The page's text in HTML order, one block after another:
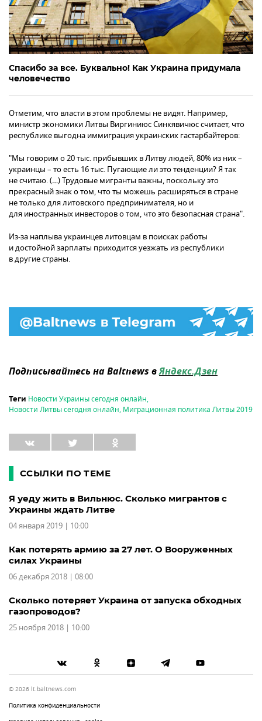
Спасибо за все. Буквально! Как Украина придумала
человечество
Отметим, что власти в этом проблемы не видят. Например,
министр экономики Литвы Виргиниюс Синкявичюс считает, что
республике выгодна иммиграция украинских гастарбайтеров:
"Мы говорим о 20 тыс. прибывших в Литву людей, 80% из них –
украинцы – то есть 16 тыс. Пугающие ли это тенденции? Я так
не считаю. (…) Трудовые мигранты важны, поскольку это
прекрасный знак о том, что ты можешь расширяться в стране
не только для литовского предпринимателя, но и
для иностранных инвесторов о том, что это безопасная страна".
Из-за наплыва украинцев литовцам в поисках работы
и достойной зарплаты приходится уезжать из республики
в другие страны.
Подписывайтесь на Baltnews вЯндекс.Дзен
Теги Новости Украины сегодня онлайн,
Новости Литвы сегодня онлайн, Миграционная политика Литвы 2019
ССЫЛКИ ПО ТЕМЕ
Я уеду жить в Вильнюс. Сколько мигрантов с
Украины ждать Литве
04 января 2019 | 10:00
Как потерять армию за 27 лет. О Вооруженных
силах Украины
06 декабря 2018 | 08:00
Сколько потеряет Украина от запуска обходных
газопроводов?
25 ноября 2018 | 10:00
© 2026 lt.baltnews.com
Политика конфиденциальности